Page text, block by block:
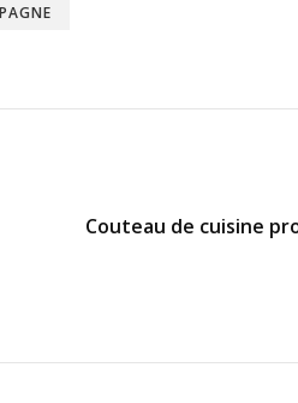
Couteau de cuisine